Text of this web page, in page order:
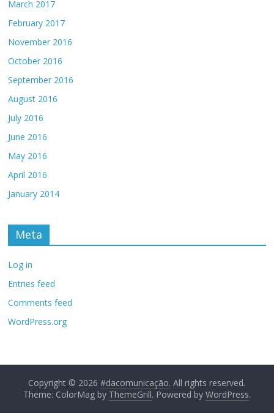
March 2017
February 2017
November 2016
October 2016
September 2016
August 2016
July 2016
June 2016
May 2016
April 2016
January 2014
Meta
Log in
Entries feed
Comments feed
WordPress.org
Copyright © 2026#dacomunicação. All rights reserved.
Theme: ColorMag by ThemeGrill. Powered by WordPress.